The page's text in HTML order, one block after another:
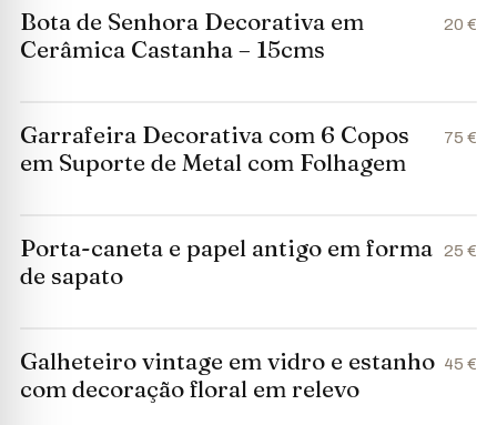
Bota de Senhora Decorativa em
Cerâmica Castanha – 15cms
20 €
Garrafeira Decorativa com 6 Copos
em Suporte de Metal com Folhagem
75 €
Porta-caneta e papel antigo em forma
de sapato
25 €
Galheteiro vintage em vidro e estanho
com decoração floral em relevo
45 €